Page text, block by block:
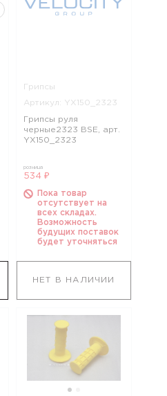
Грипсы
Артикул: YX150_2323
Грипсы руля
черные2323 BSE, арт.
YX150_2323
розница
534 ₽
Пока товар
отсутствует на
всех складах.
Возможность
будущих поставок
будет уточняться
НЕТ В НАЛИЧИИ